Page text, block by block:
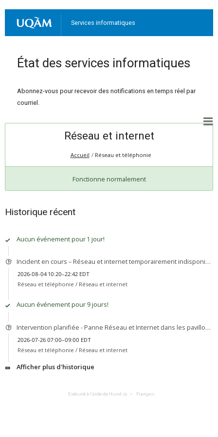
Services informatiques
État des services informatiques
Abonnez-vous pour recevoir des notifications en temps réel par
courriel.
Réseau et internet
Accueil Réseau et téléphonie
Fonctionne normalement
Historique récent
Aucun événement pour 1 jour!
Incident en cours – Réseau et internet temporairement indisponible pavillon UL (Terrebonne)
2026-08-04 10:20–22:42 EDT
Réseau et téléphonie / Réseau et internet
Aucun événement pour 9 jours!
Intervention planifiée - Panne Réseau et Internet dans les pavillons A, AR, N, W
2026-07-26 07:00–09:00 EDT
Réseau et téléphonie / Réseau et internet
Afficher plus d'historique
Exécuté à l’aide de Hund.io Français